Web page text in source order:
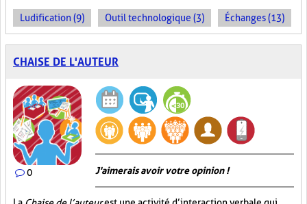
Ludification (9) Outil technologique (3) Échanges (13)
CHAISE DE L'AUTEUR
0 J'aimerais avoir votre opinion !